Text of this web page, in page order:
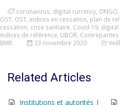
coronavirus digital currency ONGO
OST OST indices en cessation plan de
cessation crise sanitaire Covid-19 digital
indices de référence LIBOR
BMR
23 novembre 2020
Related Articles
Institutions et autorités |